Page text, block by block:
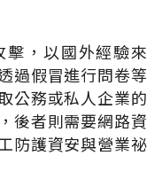
，以國外經驗來
過假冒進行問卷等
公務或私人企業的
後者則需要網路資
防護資安與營業祕